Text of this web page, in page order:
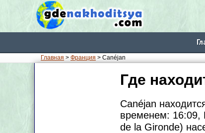
Главная > Франция > Canéjan
Где
Canéjan
временем: 16:09,
de la Gironde)